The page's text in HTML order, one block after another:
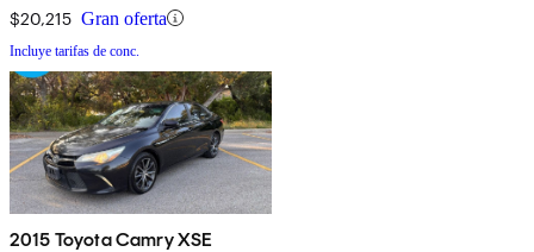
$20,215 Gran oferta
Incluye tarifas de conc.
2015 Toyota Camry XSE